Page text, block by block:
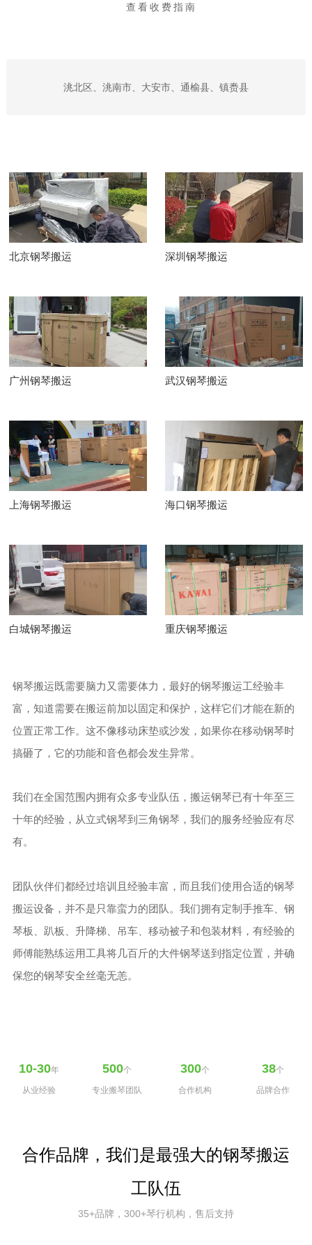
查看收费指南
洮北区、洮南市、大安市、通榆县、镇赉县
北京钢琴搬运 深圳钢琴搬运
广州钢琴搬运 武汉钢琴搬运
上海钢琴搬运 海口钢琴搬运
白城钢琴搬运 重庆钢琴搬运
钢琴搬运既需要脑力又需要体力，最好的钢琴搬运工经验丰
富，知道需要在搬运前加以固定和保护，这样它们才能在新的
位置正常工作。这不像移动床垫或沙发，如果你在移动钢琴时
搞砸了，它的功能和音色都会发生异常。
我们在全国范围内拥有众多专业队伍，搬运钢琴已有十年至三
十年的经验，从立式钢琴到三角钢琴，我们的服务经验应有尽
有。
团队伙伴们都经过培训且经验丰富，而且我们使用合适的钢琴
搬运设备，并不是只靠蛮力的团队。我们拥有定制手推车、钢
琴板、趴板、升降梯、吊车、移动被子和包装材料，有经验的
师傅能熟练运用工具将几百斤的大件钢琴送到指定位置，并确
保您的钢琴安全丝毫无恙。
10-30年
从业经验
500个
专业搬琴团队
300个
合作机构
38个
品牌合作
合作品牌，我们是最强大的钢琴搬运
工队伍
35+品牌，300+琴行机构，售后支持